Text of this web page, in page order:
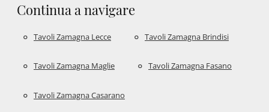
Continua a navigare
Tavoli Zamagna Lecce Tavoli Zamagna Brindisi
Tavoli Zamagna Maglie Tavoli Zamagna Fasano
Tavoli Zamagna Casarano